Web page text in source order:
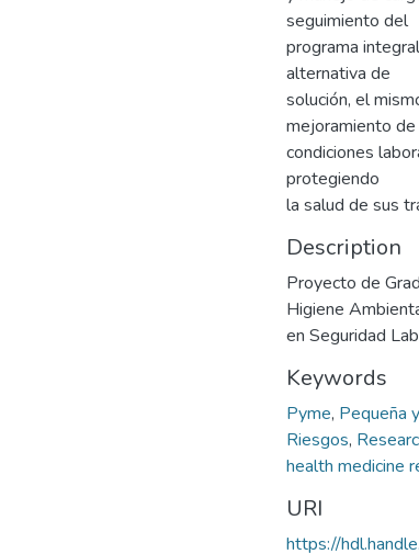
seguimiento del
programa
alternativa de
solución, el
mejoramiento de
condiciones
protegiendo
la salud de sus
Description
Proyecto de
Higiene
en Seguridad
Keywords
Pyme, Pequeña
Riesgos,
health medicine
URI
https://